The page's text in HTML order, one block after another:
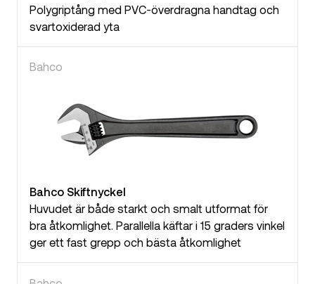
Polygriptång med PVC-överdragna handtag och
svartoxiderad yta
Bahco
Bahco Skiftnyckel
Huvudet är både starkt och smalt utformat för
bra åtkomlighet. Parallella käftar i 15 graders vinkel
ger ett fast grepp och bästa åtkomlighet